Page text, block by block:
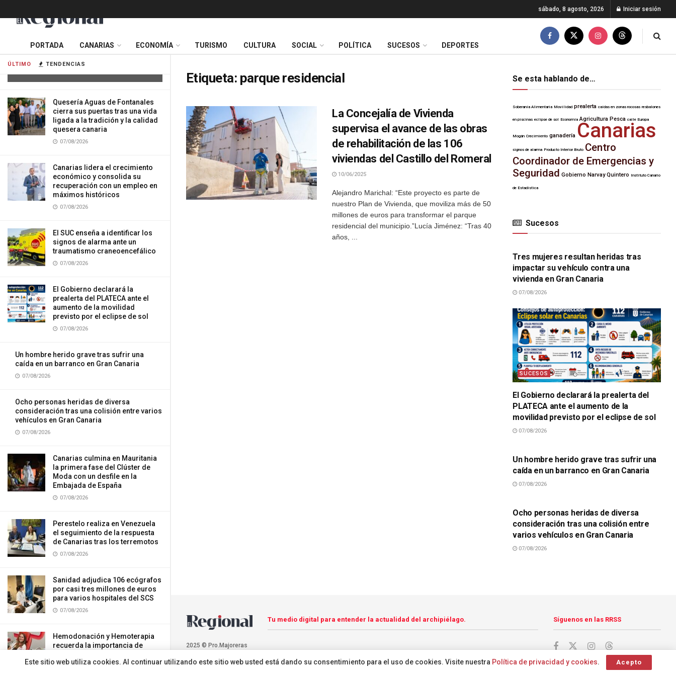
ÚLTIMO TENDENCIAS
impactar su vehículo contra una
Quesería Aguas de Fontanales
cierra sus puertas tras una vida
ligada a la tradición y la calidad
quesera canaria
07/08/2026
Canarias lidera el crecimiento
económico y consolida su
recuperación con un empleo en
máximos históricos
07/08/2026
El SUC enseña a identificar los
signos de alarma ante un
traumatismo craneoencefálico
07/08/2026
El Gobierno declarará la
prealerta del PLATECA ante el
aumento de la movilidad
previsto por el eclipse de sol
07/08/2026
Un hombre herido grave tras sufrir una
caída en un barranco en Gran Canaria
07/08/2026
Ocho personas heridas de diversa
consideración tras una colisión entre varios
vehículos en Gran Canaria
07/08/2026
Canarias culmina en Mauritania
la primera fase del Clúster de
Moda con un desfile en la
Embajada de España
07/08/2026
Perestelo realiza en Venezuela
el seguimiento de la respuesta
de Canarias tras los terremotos
07/08/2026
Sanidad adjudica 106 ecógrafos
por casi tres millones de euros
para varios hospitales del SCS
07/08/2026
Hemodonación y Hemoterapia
recuerda la importancia de
07/08/2026
sábado, 8 agosto, 2026 Iniciar sesión
PORTADA CANARIAS ECONOMÍA TURISMO CULTURA SOCIAL POLÍTICA SUCESOS DEPORTES
Etiqueta: parque residencial
La Concejalía de Vivienda
supervisa el avance de las obras
de rehabilitación de las 106
viviendas del Castillo del Romeral
10/06/2025
Alejandro Marichal: “Este proyecto es parte de
nuestro Plan de Vivienda, que moviliza más de 50
millones de euros para transformar el parque
residencial del municipio.”Lucía Jiménez: “Tras 40
años, ...
Se esta hablando de…
Soberanía Alimentaria Movilidad prealerta caídas en zonas rocosas resbalones
en piscinas eclipse de sol Economía Agricultura Pesca calle Europa
Mogán Crecimiento ganadería Canarias
signos de alarma Producto Interior Bruto Centro
Coordinador de Emergencias y
Seguridad Gobierno Narvay Quintero Instituto Canario
de Estadística
Sucesos
SUCESOS
Tres mujeres resultan heridas tras
impactar su vehículo contra una
vivienda en Gran Canaria
07/08/2026
SUCESOS
El Gobierno declarará la prealerta del
PLATECA ante el aumento de la
movilidad previsto por el eclipse de sol
07/08/2026
Un hombre herido grave tras sufrir una
caída en un barranco en Gran Canaria
07/08/2026
Ocho personas heridas de diversa
consideración tras una colisión entre
varios vehículos en Gran Canaria
07/08/2026
2025 © Pro.Majoreras
Tu medio digital para entender la actualidad del archipiélago. Síguenos en las RRSS
Este sitio web utiliza cookies. Al continuar utilizando este sitio web usted está dando su consentimiento para el uso de cookies. Visite nuestra Política de privacidad y cookies. Acepto